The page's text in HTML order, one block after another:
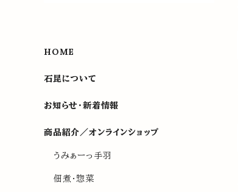
HOME
石昆について
お知らせ・新着情報
商品紹介／オンラインショップ
うみぁーっ手羽
佃煮・惣菜